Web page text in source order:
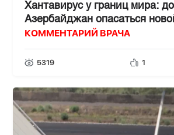
Хантавирус у границ мира:
Азербайджан опасаться
КОММЕНТАРИЙ ВРАЧА
5319 1